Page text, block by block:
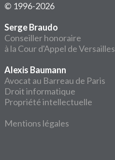
© 1996-2026
Serge Braudo
Conseiller honoraire
à la Cour d'Appel de Versailles
Alexis Baumann
Avocat au Barreau de Paris
Droit informatique
Propriété intellectuelle
Mentions légales